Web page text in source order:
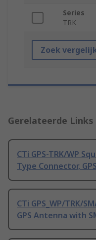
Series
TRK
Zoek
Gerelateerde Links
CTi GPS-TRK/WP
Type Connector, GPS
CTi GPS_WP/TRK/
GPS Antenna with